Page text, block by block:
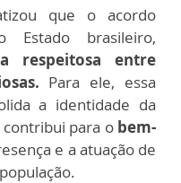
que o acordo
Estado brasileiro,
respeitosa entre
Para ele, essa
a identidade da
para o bem-
e a atuação de